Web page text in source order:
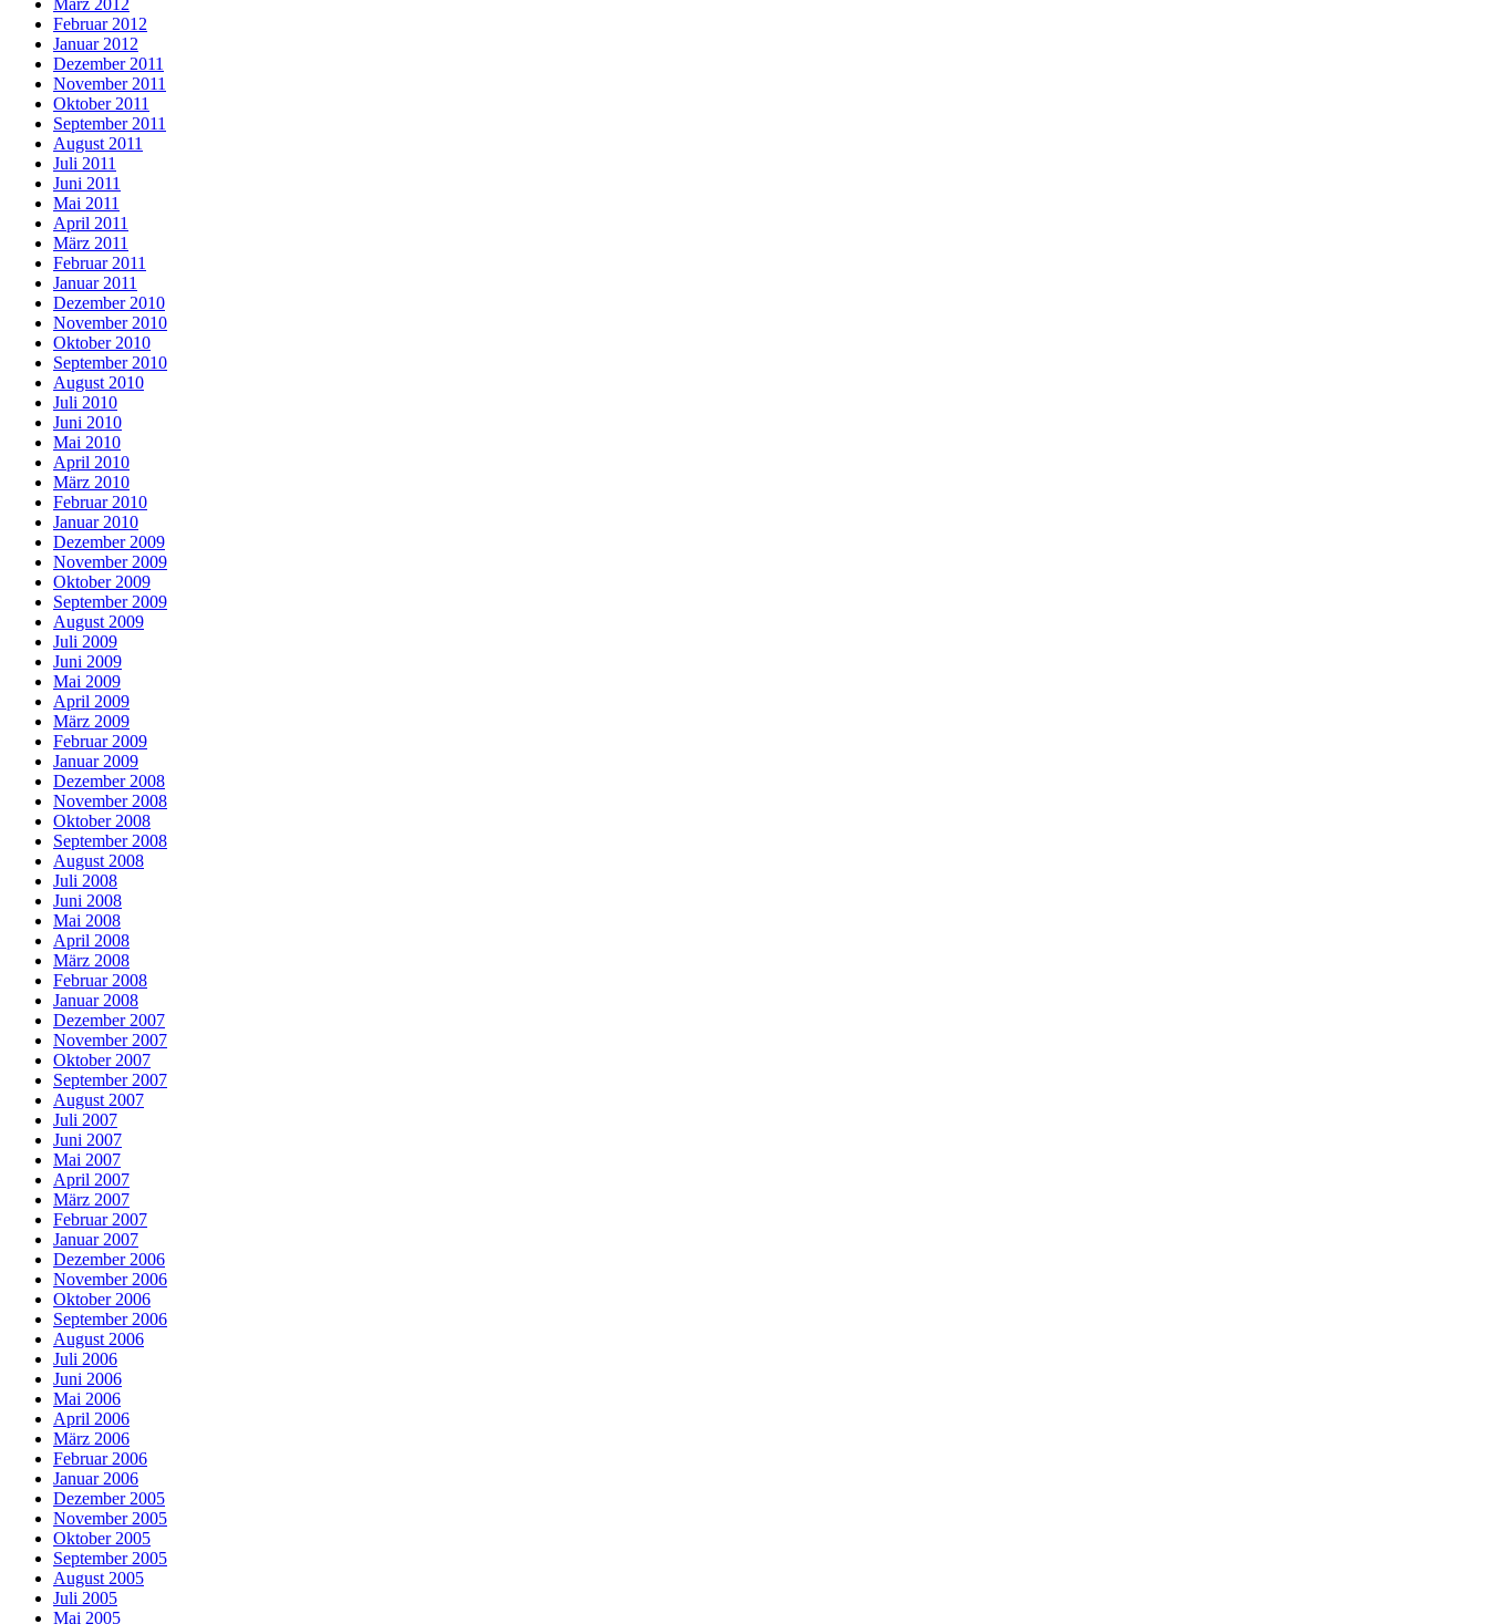
März 2012
Februar 2012
Januar 2012
Dezember 2011
November 2011
Oktober 2011
September 2011
August 2011
Juli 2011
Juni 2011
Mai 2011
April 2011
März 2011
Februar 2011
Januar 2011
Dezember 2010
November 2010
Oktober 2010
September 2010
August 2010
Juli 2010
Juni 2010
Mai 2010
April 2010
März 2010
Februar 2010
Januar 2010
Dezember 2009
November 2009
Oktober 2009
September 2009
August 2009
Juli 2009
Juni 2009
Mai 2009
April 2009
März 2009
Februar 2009
Januar 2009
Dezember 2008
November 2008
Oktober 2008
September 2008
August 2008
Juli 2008
Juni 2008
Mai 2008
April 2008
März 2008
Februar 2008
Januar 2008
Dezember 2007
November 2007
Oktober 2007
September 2007
August 2007
Juli 2007
Juni 2007
Mai 2007
April 2007
März 2007
Februar 2007
Januar 2007
Dezember 2006
November 2006
Oktober 2006
September 2006
August 2006
Juli 2006
Juni 2006
Mai 2006
April 2006
März 2006
Februar 2006
Januar 2006
Dezember 2005
November 2005
Oktober 2005
September 2005
August 2005
Juli 2005
Mai 2005